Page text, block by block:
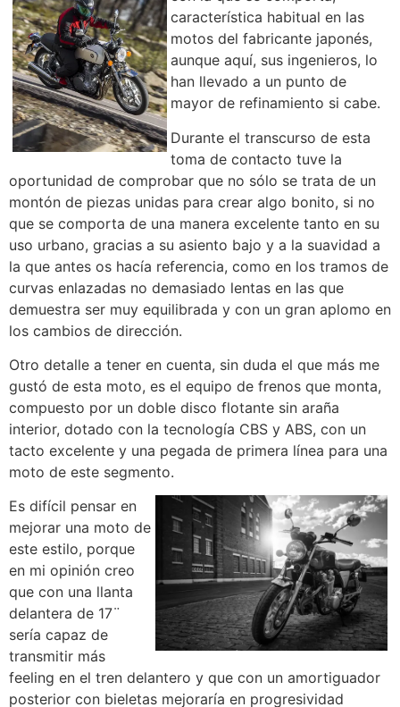
característica habitual en las
motos del fabricante japonés,
aunque aquí, sus ingenieros, lo
han llevado a un punto de
mayor de refinamiento si cabe.
Durante el transcurso de esta
toma de contacto tuve la
oportunidad de comprobar que no sólo se trata de un
montón de piezas unidas para crear algo bonito, si no
que se comporta de una manera excelente tanto en su
uso urbano, gracias a su asiento bajo y a la suavidad a
la que antes os hacía referencia, como en los tramos de
curvas enlazadas no demasiado lentas en las que
demuestra ser muy equilibrada y con un gran aplomo en
los cambios de dirección.
Otro detalle a tener en cuenta, sin duda el que más me
gustó de esta moto, es el equipo de frenos que monta,
compuesto por un doble disco flotante sin araña
interior, dotado con la tecnología CBS y ABS, con un
tacto excelente y una pegada de primera línea para una
moto de este segmento.
Es difícil pensar en
mejorar una moto de
este estilo, porque
en mi opinión creo
que con una llanta
delantera de 17¨
sería capaz de
transmitir más
feeling en el tren delantero y que con un amortiguador
posterior con bieletas mejoraría en progresividad